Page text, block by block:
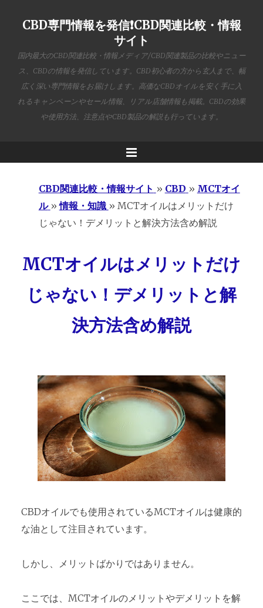
CBD専門情報を発信❗️CBD関連比較・情報
サイト
国内最大のCBD関連比較・情報メディア/CBD関連製品の比較やニュー
ス、CBDの情報を発信しています。CBD初心者の方から玄人まで、幅
広く深い専門情報をお届けします。高価なCBDオイルを安く手に入
れるキャンペーンやセール情報、リアル店舗情報も掲載。CBDの効果
や使用方法、注意点やCBD製品の解説も行っています。
Menu
CBD関連比較・情報サイト » CBD » MCTオイ
ル »情報・知識 » MCTオイルはメリットだけ
じゃない！デメリットと解決方法含め解説
MCTオイルはメリットだけ
じゃない！デメリットと解
決方法含め解説
CBDオイルでも使用されているMCTオイルは健康的
な油として注目されています。
しかし、メリットばかりではありません。
ここでは、MCTオイルのメリットやデメリットを解